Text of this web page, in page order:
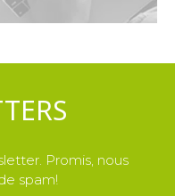
Promis, nous
spam!